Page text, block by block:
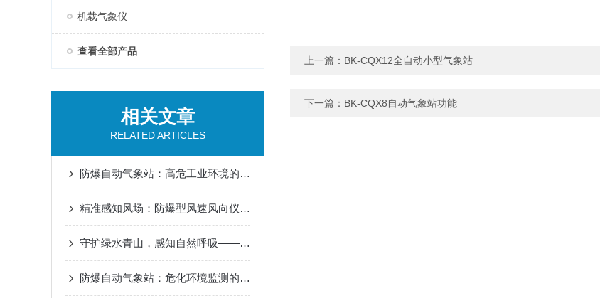
机载气象仪
查看全部产品
相关文章
RELATED ARTICLES
防爆自动气象站：高危工业环境的“安全气象眼”
精准感知风场：防爆型风速风向仪测量原理差异解析
守护绿水青山，感知自然呼吸——景区负氧离子监测站，生态旅游的新名片
防爆自动气象站：危化环境监测的“安全卫士”
上一篇： BK-CQX12全自动小型气象站
下一篇： BK-CQX8自动气象站功能